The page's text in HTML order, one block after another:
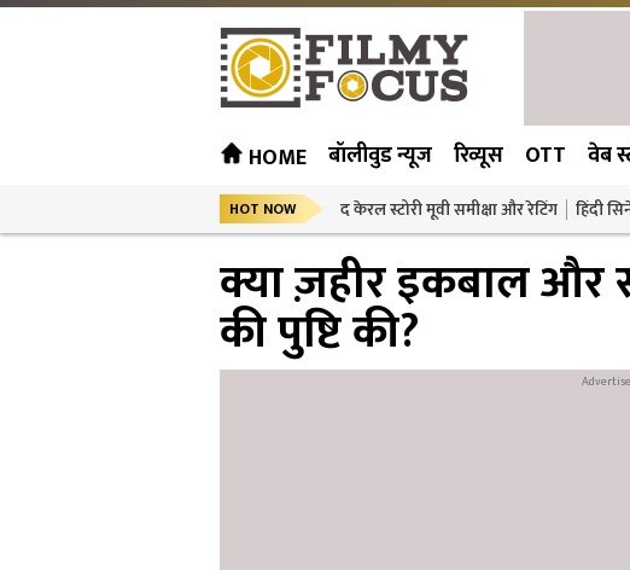
HOME बॉलीवुड न्यूज रिव्यूस OTT वेब
HOT NOW द केरल स्टोरी मूवी समीक्षा और रेटिंग हिंदी
क्या ज़हीर इकबाल और
की पुष्टि की?